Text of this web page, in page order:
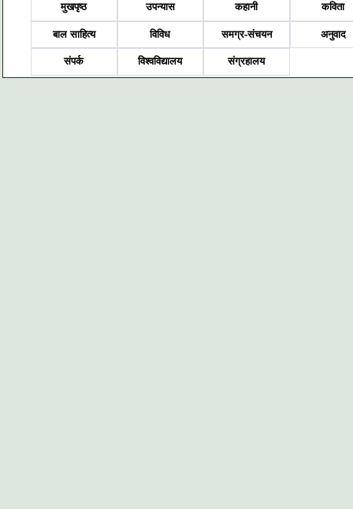
मुखपृष्ठ उपन्यास कहानी कविता
बाल साहित्य विविध समग्र-संचयन अनुवाद
संपर्क विश्वविद्यालय संग्रहालय